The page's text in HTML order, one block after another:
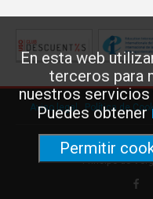
En esta web
terceros para
nuestros servicios
Puedes obtener
Permitir
Aviso legal·Política de
Federación de
Príncipe de